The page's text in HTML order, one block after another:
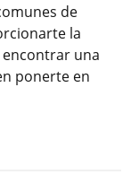
de
la
encontrar una
ponerte en